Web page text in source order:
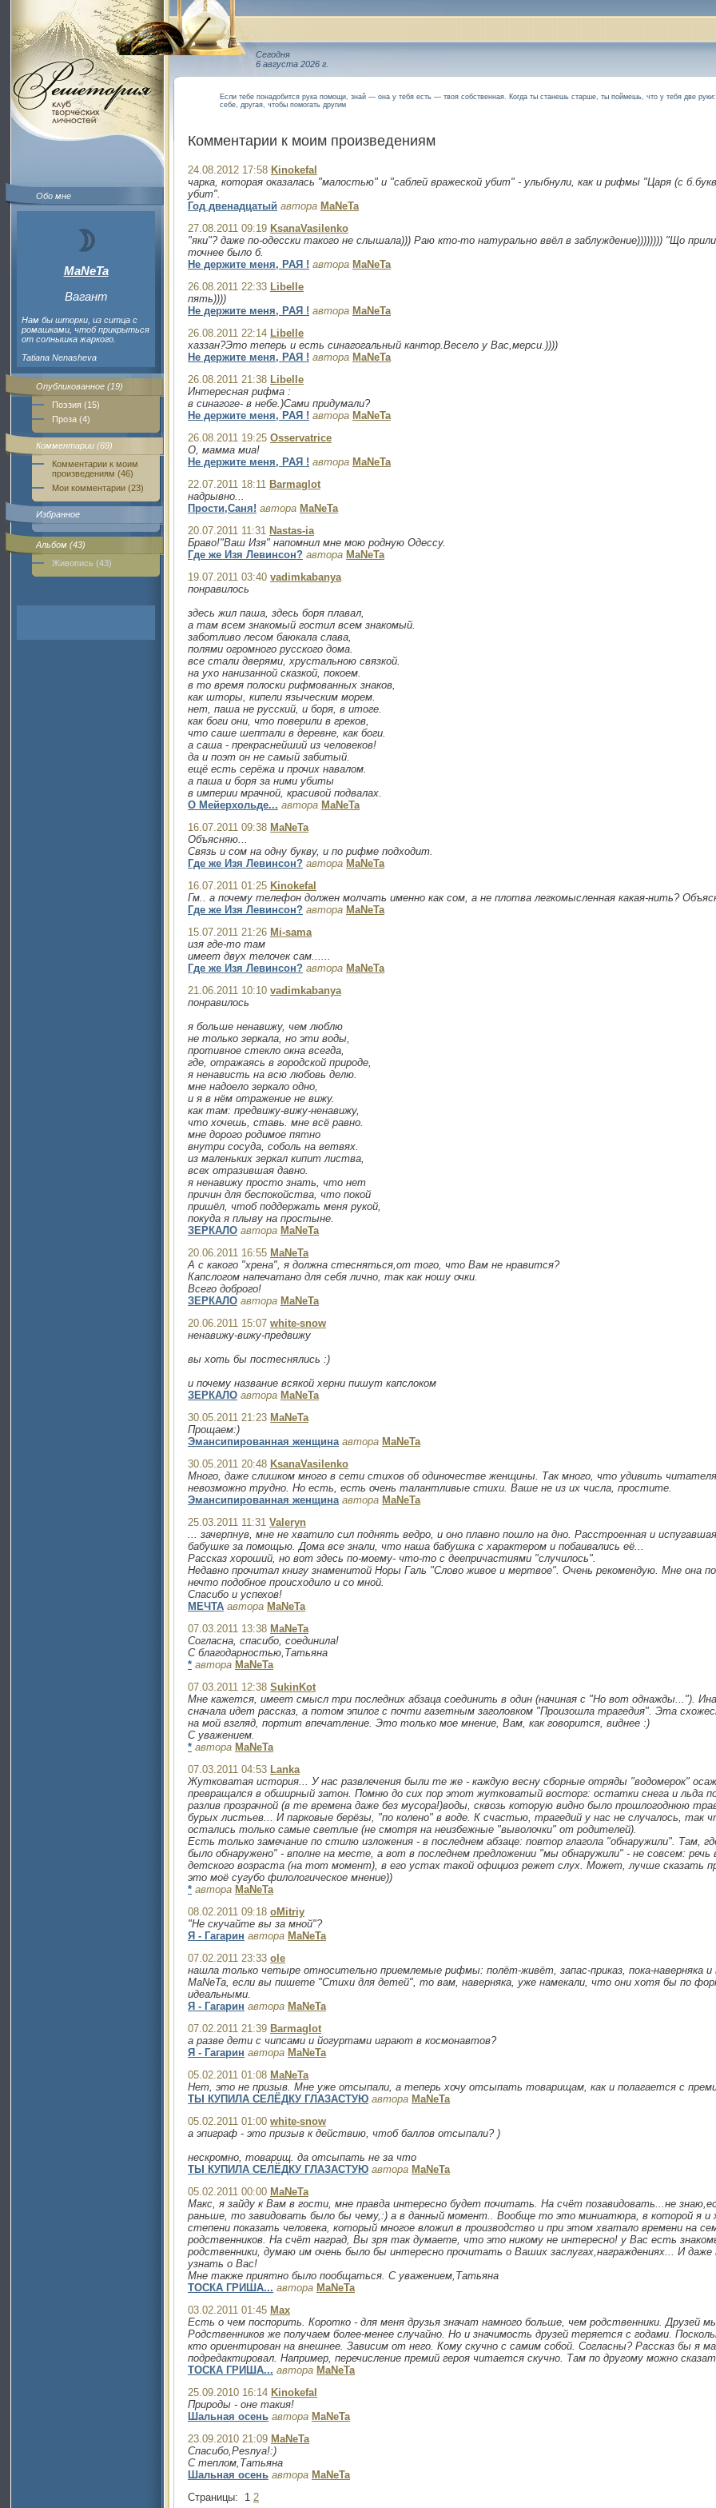
Обо мне
MaNeTa
Вагант
Нам бы шторки, из ситца с
ромашками, чтоб прикрыться
от солнышка жаркого.
Tatiana Nenasheva
Опубликованное (19)
Поэзия (15)
Проза (4)
Комментарии (69)
Комментарии к моим
произведениям (46)
Мои комментарии (23)
Избранное
Альбом (43)
Живопись (43)
Сегодня
6 августа 2026 г.
Если тебе понадобится рука помощи, знай — она у тебя есть — твоя собственная. Когда ты станешь старше, ты поймешь, что у тебя две
себе, другая, чтобы помогать другим
Комментарии к моим произведениям
24.08.2012 17:58 Kinokefal
чарка, которая оказалась "малостью" и "саблей вражеской убит" - улыбнули, как и рифмы "Царя (с
убит".
Год двенадцатый автора MaNeTa
27.08.2011 09:19 KsanaVasilenko
"яки"? даже по-одесски такого не слышала))) Раю кто-то натурально ввёл в заблуждение)))))))) "Що
точнее было б.
Не держите меня, РАЯ ! автора MaNeTa
26.08.2011 22:33 Libelle
пять))))
Не держите меня, РАЯ ! автора MaNeTa
26.08.2011 22:14 Libelle
хаззан?Это теперь и есть синагогальный кантор.Весело у Вас,мерси.))))
Не держите меня, РАЯ ! автора MaNeTa
26.08.2011 21:38 Libelle
Интересная рифма :
в синагоге- в небе.)Сами придумали?
Не держите меня, РАЯ ! автора MaNeTa
26.08.2011 19:25 Osservatrice
О, мамма миа!
Не держите меня, РАЯ ! автора MaNeTa
22.07.2011 18:11 Barmaglot
надрывно...
Прости,Саня! автора MaNeTa
20.07.2011 11:31 Nastas-ia
Браво!"Ваш Изя" напомнил мне мою родную Одессу.
Где же Изя Левинсон? автора MaNeTa
19.07.2011 03:40 vadimkabanya
понравилось
здесь жил паша, здесь боря плавал,
а там всем знакомый гостил всем знакомый.
заботливо лесом баюкала слава,
полями огромного русского дома.
все стали дверями, хрустальною связкой.
на ухо нанизанной сказкой, покоем.
в то время полоски рифмованных знаков,
как шторы, кипели языческим морем.
нет, паша не русский, и боря, в итоге.
как боги они, что поверили в греков,
что саше шептали в деревне, как боги.
а саша - прекраснейший из человеков!
да и поэт он не самый забитый.
ещё есть серёжа и прочих навалом.
а паша и боря за ними убиты
в империи мрачной, красивой подвалах.
О Мейерхольде... автора MaNeTa
16.07.2011 09:38 MaNeTa
Объясняю...
Связь и сом на одну букву, и по рифме подходит.
Где же Изя Левинсон? автора MaNeTa
16.07.2011 01:25 Kinokefal
Гм.. а почему телефон должен молчать именно как сом, а не плотва легкомысленная какая-нить?
Где же Изя Левинсон? автора MaNeTa
15.07.2011 21:26 Mi-sama
изя где-то там
имеет двух телочек сам......
Где же Изя Левинсон? автора MaNeTa
21.06.2011 10:10 vadimkabanya
понравилось
я больше ненавижу, чем люблю
не только зеркала, но эти воды,
противное стекло окна всегда,
где, отражаясь в городской природе,
я ненависть на всю любовь делю.
мне надоело зеркало одно,
и я в нём отражение не вижу.
как там: предвижу-вижу-ненавижу,
что хочешь, ставь. мне всё равно.
мне дорого родимое пятно
внутри сосуда, соболь на ветвях.
из маленьких зеркал кипит листва,
всех отразившая давно.
я ненавижу просто знать, что нет
причин для беспокойства, что покой
пришёл, чтоб поддержать меня рукой,
покуда я плыву на простыне.
ЗЕРКАЛО автора MaNeTa
20.06.2011 16:55 MaNeTa
А с какого "хрена", я должна стесняться,от того, что Вам не нравится?
Капслогом напечатано для себя лично, так как ношу очки.
Всего доброго!
ЗЕРКАЛО автора MaNeTa
20.06.2011 15:07 white-snow
ненавижу-вижу-предвижу
вы хоть бы постеснялись :)
и почему название всякой херни пишут капслоком
ЗЕРКАЛО автора MaNeTa
30.05.2011 21:23 MaNeTa
Прощаем:)
Эмансипированная женщина автора MaNeTa
30.05.2011 20:48 KsanaVasilenko
Много, даже слишком много в сети стихов об одиночестве женщины. Так много, что удивить
невозможно трудно. Но есть, есть очень талантливые стихи. Ваше не из их числа, простите.
Эмансипированная женщина автора MaNeTa
25.03.2011 11:31 Valeryn
... зачерпнув, мне не хватило сил поднять ведро, и оно плавно пошло на дно. Расстроенная и
бабушке за помощью. Дома все знали, что наша бабушка с характером и побаивались её...
Рассказ хороший, но вот здесь по-моему- что-то с деепричастиями "случилось".
Недавно прочитал книгу знаменитой Норы Галь "Слово живое и мертвое". Очень рекомендую. Мне она
нечто подобное происходило и со мной.
Спасибо и успехов!
МЕЧТА автора MaNeTa
07.03.2011 13:38 MaNeTa
Согласна, спасибо, соединила!
С благодарностью,Татьяна
* автора MaNeTa
07.03.2011 12:38 SukinKot
Мне кажется, имеет смысл три последних абзаца соединить в один (начиная с "Но вот однажды...").
сначала идет рассказ, а потом эпилог с почти газетным заголовком "Произошла трагедия". Эта
на мой взгляд, портит впечатление. Это только мое мнение, Вам, как говорится, виднее :)
С уважением.
* автора MaNeTa
07.03.2011 04:53 Lanka
Жутковатая история... У нас развлечения были те же - каждую весну сборные отряды "водомерок"
превращался в обширный затон. Помню до сих пор этот жутковатый восторг: остатки снега и льда
разлив прозрачной (в те времена даже без мусора!)воды, сквозь которую видно было прошлогоднюю
бурых листьев... И парковые берёзы, "по колено" в воде. К счастью, трагедий у нас не случалось, так
остались только самые светлые (не смотря на неизбежные "выволочки" от родителей).
Есть только замечание по стилю изложения - в последнем абзаце: повтор глагола "обнаружили". Там,
было обнаружено" - вполне на месте, а вот в последнем предложении "мы обнаружили" - не совсем:
детского возраста (на тот момент), в его устах такой официоз режет слух. Может, лучше сказать
это моё сугубо филологическое мнение))
* автора MaNeTa
08.02.2011 09:18 oMitriy
"Не скучайте вы за мной"?
Я - Гагарин автора MaNeTa
07.02.2011 23:33 ole
нашла только четыре относительно приемлемые рифмы: полёт-живёт, запас-приказ, пока-наверняка и
MaNeTa, если вы пишете "Стихи для детей", то вам, наверняка, уже намекали, что они хотя бы по
идеальными.
Я - Гагарин автора MaNeTa
07.02.2011 21:39 Barmaglot
а разве дети с чипсами и йогуртами играют в космонавтов?
Я - Гагарин автора MaNeTa
05.02.2011 01:08 MaNeTa
Нет, это не призыв. Мне уже отсыпали, а теперь хочу отсыпать товарищам, как и полагается с
ТЫ КУПИЛА СЕЛЁДКУ ГЛАЗАСТУЮ автора MaNeTa
05.02.2011 01:00 white-snow
а эпиграф - это призыв к действию, чтоб баллов отсыпали? )
нескромно, товарищ. да отсыпать не за что
ТЫ КУПИЛА СЕЛЁДКУ ГЛАЗАСТУЮ автора MaNeTa
05.02.2011 00:00 MaNeTa
Макс, я зайду к Вам в гости, мне правда интересно будет почитать. На счёт позавидовать...не
раньше, то завидовать было бы чему,:) а в данный момент.. Вообще то это миниатюра, в которой я и
степени показать человека, который многое вложил в производство и при этом хватало времени на
родственников. На счёт наград, Вы зря так думаете, что это никому не интересно! у Вас есть
родственники, думаю им очень было бы интересно прочитать о Ваших заслугах,награждениях... И
узнать о Вас!
Мне также приятно было пообщаться. С уважением,Татьяна
ТОСКА ГРИША... автора MaNeTa
03.02.2011 01:45 Max
Есть о чем поспорить. Коротко - для меня друзья значат намного больше, чем родственники. Друзей
Родственников же получаем более-менее случайно. Но и значимость друзей теряется с годами.
кто ориентирован на внешнее. Зависим от него. Кому скучно с самим собой. Согласны? Рассказ бы я
подредактировал. Например, перечисление премий героя читается скучно. Там по другому можно
ТОСКА ГРИША... автора MaNeTa
25.09.2010 16:14 Kinokefal
Природы - оне такия!
Шальная осень автора MaNeTa
23.09.2010 21:09 MaNeTa
Спасибо,Рesnya!:)
С теплом,Татьяна
Шальная осень автора MaNeTa
Страницы: 1 2